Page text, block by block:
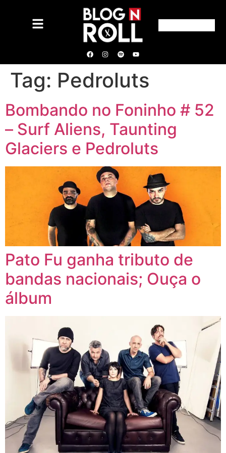
Tag: Pedroluts
Bombando no Foninho # 52
– Surf Aliens, Taunting
Glaciers e Pedroluts
Pato Fu ganha tributo de
bandas nacionais; Ouça o
álbum